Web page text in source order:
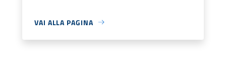
VAI ALLA PAGINA